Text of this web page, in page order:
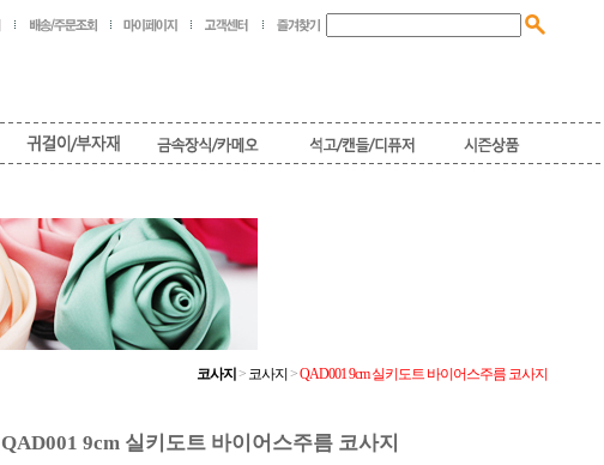
코사지 > 코사지 >QAD001 9cm 실키도트 바이어스주름 코사지
QAD001 9cm 실키도트 바이어스주름 코사지